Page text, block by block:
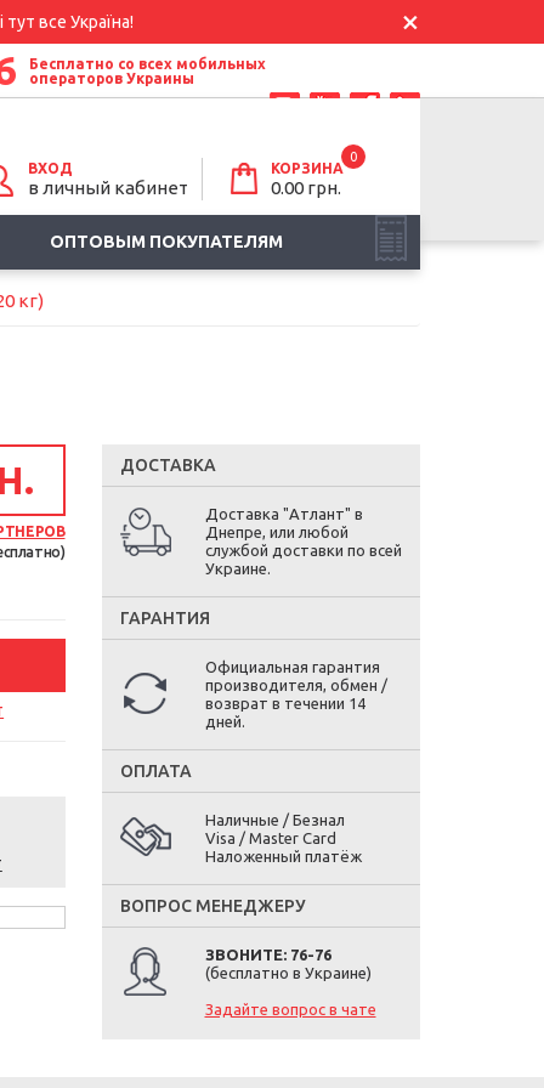
все Україна!
Бесплатно со всех мобильных
операторов Украины
ВХОД
в личный кабинет
КОРЗИНА
0
0.00 грн.
ОПТОВЫМ ПОКУПАТЕЛЯМ
кг)
ДОСТАВКА
Доставка "Атлант" в
Днепре, или любой
службой доставки по всей
Украине.
ГАРАНТИЯ
Официальная гарантия
производителя, обмен /
возврат в течении 14
дней.
ОПЛАТА
Наличные / Безнал
Visa / Master Card
Наложенный платёж
ВОПРОС МЕНЕДЖЕРУ
ЗВОНИТЕ: 76-76
(бесплатно в Украине)
Задайте вопрос в чате